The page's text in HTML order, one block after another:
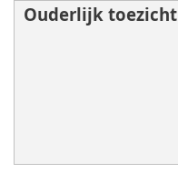
Ouderlijk toezicht